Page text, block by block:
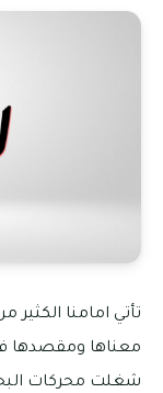
تأتي امامنا
معناها ومقصدها
شغلت محركات